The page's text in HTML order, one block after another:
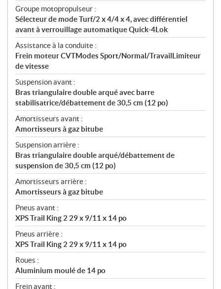
Groupe motopropulseur :
Sélecteur de mode Turf/2 x 4/4 x 4, avec différentiel
avant à verrouillage automatique Quick-4Lok
Assistance à la conduite :
Frein moteur CVTModes Sport/Normal/TravailLimiteur
de vitesse
Suspension avant :
Bras triangulaire double arqué avec barre
stabilisatrice/débattement de 30,5 cm (12 po)
Amortisseurs avant :
Amortisseurs à gaz bitube
Suspension arrière :
Bras triangulaire double arqué/débattement de
suspension de 30,5 cm (12 po)
Amortisseurs arrière :
Amortisseurs à gaz bitube
Pneus avant :
XPS Trail King 2 29 x 9/11 x 14 po
Pneus arrière :
XPS Trail King 2 29 x 9/11 x 14 po
Roues :
Aluminium moulé de 14 po
Frein avant :